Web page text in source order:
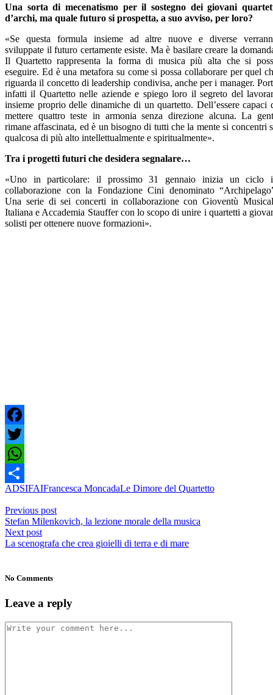
Una sorta di mecenatismo per il sostegno dei giovani
d’archi, ma quale futuro si prospetta, a suo avviso, per loro?
«Se questa formula insieme ad altre nuove e diverse
sviluppate il futuro certamente esiste. Ma è basilare creare la
Il Quartetto rappresenta la forma di musica più alta che si
eseguire. Ed è una metafora su come si possa collaborare per quel
riguarda il concetto di leadership condivisa, anche per i manager.
infatti il Quartetto nelle aziende e spiego loro il segreto del
insieme proprio delle dinamiche di un quartetto. Dell’essere capaci
mettere quattro teste in armonia senza direzione alcuna. La
rimane affascinata, ed è un bisogno di tutti che la mente si concentri
qualcosa di più alto intellettualmente e spiritualmente».
Tra i progetti futuri che desidera segnalare…
«Uno in particolare: il prossimo 31 gennaio inizia un ciclo
collaborazione con la Fondazione Cini denominato
Una serie di sei concerti in collaborazione con Gioventù
Italiana e Accademia Stauffer con lo scopo di unire i quartetti a
solisti per ottenere nuove formazioni».
Facebook
Twitter
WhatsApp
Share
ADSIFAIFrancesca MoncadaLe Dimore del Quartetto
Previous post
Stefan Milenkovich, la lezione morale della musica
Next post
La scenografa che crea gioielli di terra e di mare
No Comments
Leave a reply